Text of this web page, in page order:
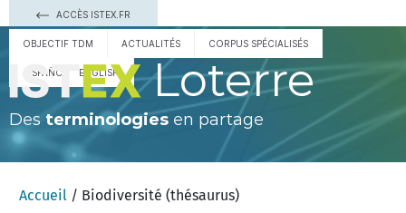
ACCÈS ISTEX.FR
OBJECTIF TDM ACTUALITÉS CORPUS SPÉCIALISÉS
ESPAÑOL ENGLISH Loterre
Des terminologies en partage
Accueil / Biodiversité (thésaurus)